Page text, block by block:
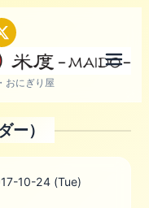
おにぎり屋
ー）
10-24 (Tue)